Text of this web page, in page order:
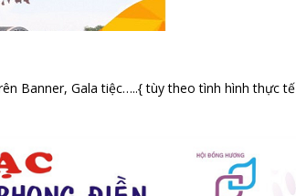
Banner, Gala tiệc…..{ tùy theo tình hình thực tế